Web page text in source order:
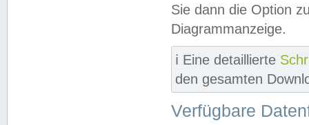
Sie dann die Option
Diagrammanzeige.
ℹ️ Eine detaillierte
den gesamten
Verfügbare